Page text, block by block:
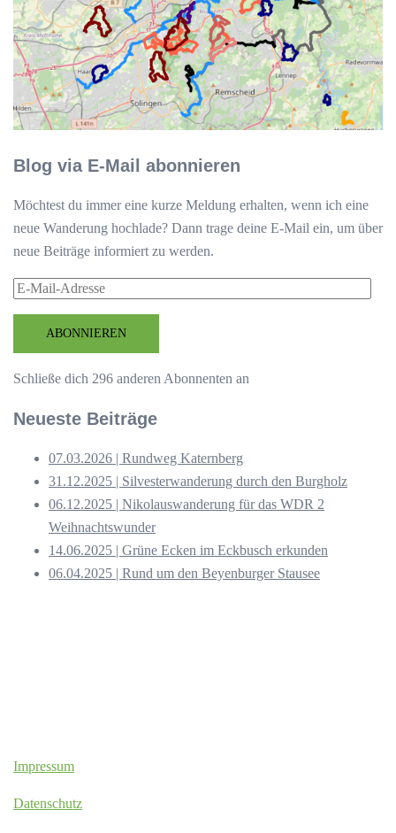
Blog via E-Mail abonnieren
Möchtest du immer eine kurze Meldung erhalten, wenn ich eine
neue Wanderung hochlade? Dann trage deine E-Mail ein, um über
neue Beiträge informiert zu werden.
E-
AdresseABONNIEREN
Schließe dich 296 anderen Abonnenten an
Neueste Beiträge
07.03.2026 | Rundweg Katernberg
31.12.2025 | Silvesterwanderung durch den Burgholz
06.12.2025 | Nikolauswanderung für das WDR 2
Weihnachtswunder
14.06.2025 | Grüne Ecken im Eckbusch erkunden
06.04.2025 | Rund um den Beyenburger Stausee
Impressum
Datenschutz